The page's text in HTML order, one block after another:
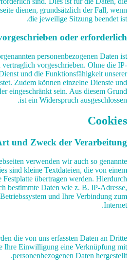
dienen, grundsätzlich der Fall, wenn
die jeweilige Sitzung beendet ist.
oder erforderlich:
personenbezogenen Daten ist
vorgeschrieben. Ohne die IP-
und die Funktionsfähigkeit unserer
Zudem können einzelne Dienste und
eingeschränkt sein. Aus diesem Grund
ist ein Widerspruch ausgeschlossen.
Cookies
und Zweck der Verarbeitung:
verwenden wir auch so genannte
sind kleine Textdateien, die von einem
Festplatte übertragen werden. Hierdurch
bestimmte Daten wie z. B. IP-Adresse,
und Ihre Verbindung zum
Internet.
die von uns erfassten Daten an Dritte
Ihre Einwilligung eine Verknüpfung mit
personenbezogenen Daten hergestellt.